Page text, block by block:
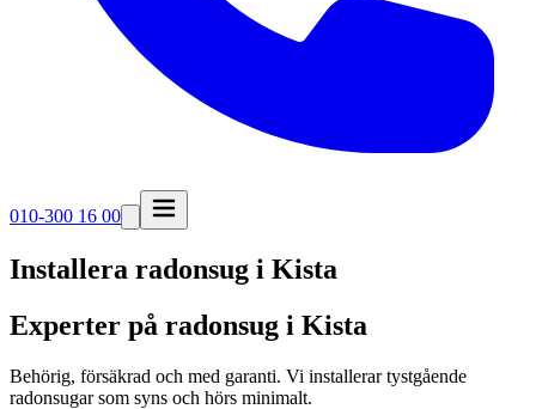
010-300 16 00
Installera radonsug i Kista
Experter på radonsug i Kista
Behörig, försäkrad och med garanti. Vi installerar tystgående
radonsugar som syns och hörs minimalt.